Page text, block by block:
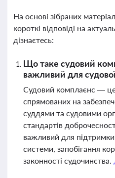
На основі зібраних
короткі відповіді на
дізнаєтесь:
Що таке судовий
важливий для
Судовий комплаєнс — це
спрямованих на
суддями та судовими
стандартів
важливий для підтримки
системи, запобігання
законності судочинства.